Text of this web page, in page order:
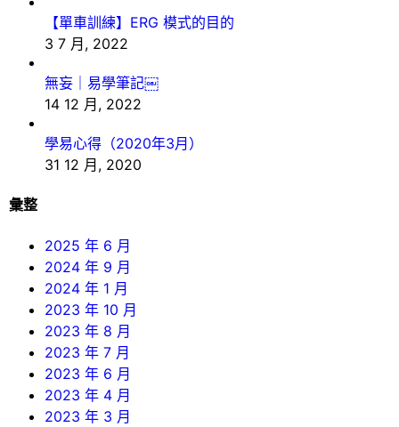
【單車訓練】ERG 模式的目的
3 7 月, 2022
無妄｜易學筆記￼
14 12 月, 2022
學易心得（2020年3月）
31 12 月, 2020
彙整
2025 年 6 月
2024 年 9 月
2024 年 1 月
2023 年 10 月
2023 年 8 月
2023 年 7 月
2023 年 6 月
2023 年 4 月
2023 年 3 月